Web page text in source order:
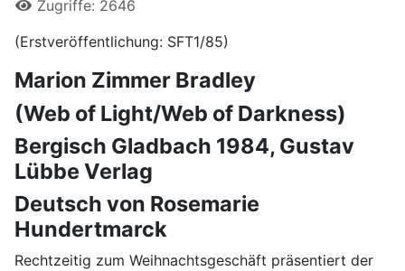
Zugriffe: 2646
(Erstveröffentlichung: SFT1/85)
Marion Zimmer Bradley
(Web of Light/Web of Darkness)
Bergisch Gladbach 1984, Gustav
Lübbe Verlag
Deutsch von Rosemarie
Hundertmarck
Rechtzeitig zum Weihnachtsgeschäft präsentiert der